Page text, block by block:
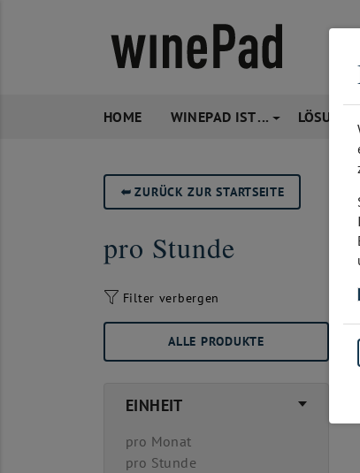
HOME WINEPAD IST ... LÖSUNGEN
➥ZURÜCK ZUR STARTSEITE
pro Stunde
Filter verbergen
ALLE PRODUKTE
EINHEIT
pro Monat
pro Stunde